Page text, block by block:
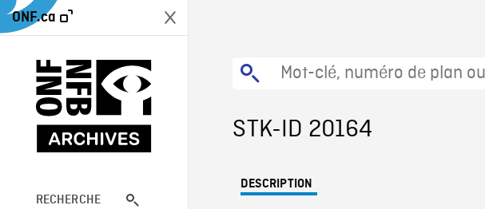
ONF.ca
RECHERCHE
STK-ID 20164
DESCRIPTION